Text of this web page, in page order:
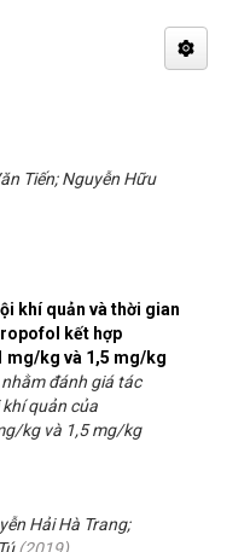
khí quản và thời gian
kết hợp
mg/kg và 1,5 mg/kg
Tiến; Nguyễn Hữu
đánh giá tác
quản của
kg và 1,5 mg/kg
Hải Hà Trang;